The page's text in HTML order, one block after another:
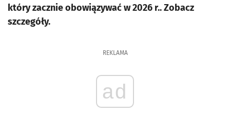
który zacznie obowiązywać w 2026 r.. Zobacz
szczegóły.
REKLAMA
ad